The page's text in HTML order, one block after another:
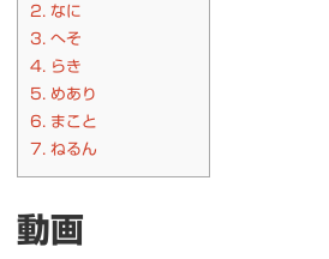
2.なに
3.へそ
4.らき
5.めあり
6.まこと
7.ねるん
動画